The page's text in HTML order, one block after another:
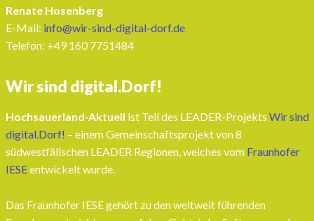
Renate Hosenberg
E-Mail: info@wir-sind-digital-dorf.de
Telefon: ‭+49 160 7751484‬
Wir sind digital.Dorf!
Hochsauerland-Aktuell ist Teil des LEADER-Projekts Wir sind
digital.Dorf! – einem Gemeinschaftsprojekt von 8
südwestfälischen LEADER Regionen, welches vom Fraunhofer
IESEentwickelt wurde.
Das Fraunhofer IESE gehört zu den weltweit führenden